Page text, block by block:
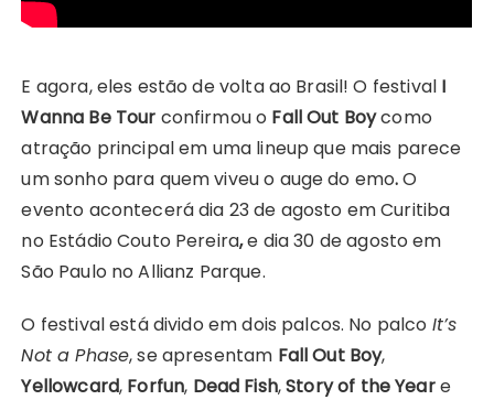
E agora, eles estão de volta ao Brasil! O festival I
Wanna Be Tour confirmou o Fall Out Boycomo
atração principal em uma lineup que mais parece
um sonho para quem viveu o auge do emo.O
evento acontecerá dia 23 de agosto em Curitiba
no Estádio Couto Pereira,e dia 30 de agosto em
São Paulo no Allianz Parque.
O festival está divido em dois palcos. No palco It’s
Not a Phase, se apresentam Fall Out Boy,
Yellowcard, Forfun, Dead Fish,Story of the Yeare